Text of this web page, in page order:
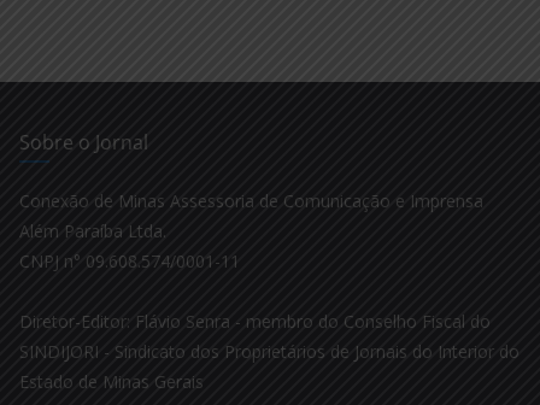
Sobre o Jornal
Conexão de Minas Assessoria de Comunicação e Imprensa
Além Paraíba Ltda.
CNPJ n° 09.608.574/0001-11
Diretor-Editor: Flávio Senra - membro do Conselho Fiscal do
SINDIJORI - Sindicato dos Proprietários de Jornais do Interior do
Estado de Minas Gerais